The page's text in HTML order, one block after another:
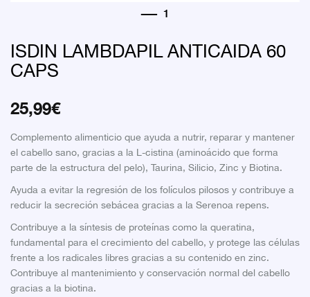
ISDIN LAMBDAPIL ANTICAIDA 60
CAPS
25,99€
Complemento alimenticio que ayuda a nutrir, reparar y mantener
el cabello sano, gracias a la L-cistina (aminoácido que forma
parte de la estructura del pelo), Taurina, Silicio, Zinc y Biotina.
Ayuda a evitar la regresión de los folículos pilosos y contribuye a
reducir la secreción sebácea gracias a la Serenoa repens.
Contribuye a la síntesis de proteínas como la queratina,
fundamental para el crecimiento del cabello, y protege las células
frente a los radicales libres gracias a su contenido en zinc.
Contribuye al mantenimiento y conservación normal del cabello
gracias a la biotina.